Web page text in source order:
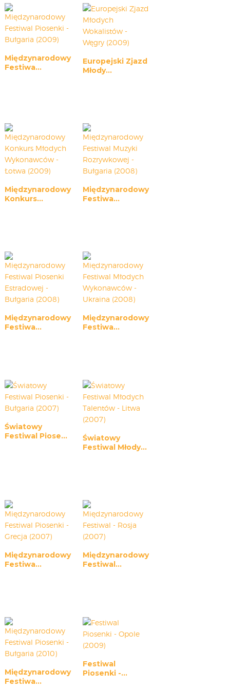
CARPATHIA FESTIVAL
FESTIWAL PATRIOTYCZNY
WYDARZENIA
PŁYTY CD
MULTIMEDIA
WARSZTATY
ZGŁOŚ UDZIAŁ
KONTAKT
Międzynarodowy
Festiwa...
Europejski Zjazd
Młody...
Międzynarodowy
Konkurs...
Międzynarodowy
Festiwa...
Międzynarodowy
Festiwa...
Międzynarodowy
Festiwa...
Światowy
Festiwal Piose...
Światowy
Festiwal Młody...
Międzynarodowy
Festiwa...
Międzynarodowy
Festiwal...
Międzynarodowy
Festiwa...
Festiwal
Piosenki -...